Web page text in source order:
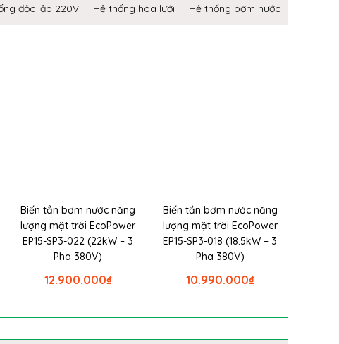
độc lập 220V Hệ thống hòa lưới Hệ thống bơm nước
Biến tần bơm nước năng
lượng mặt trời EcoPower
EP15-SP3-022 (22kW – 3
Pha 380V)
₫
12.900.000
Biến tần bơm nước năng
lượng mặt trời EcoPower
EP15-SP3-018 (18.5kW – 3
Pha 380V)
₫
10.990.000